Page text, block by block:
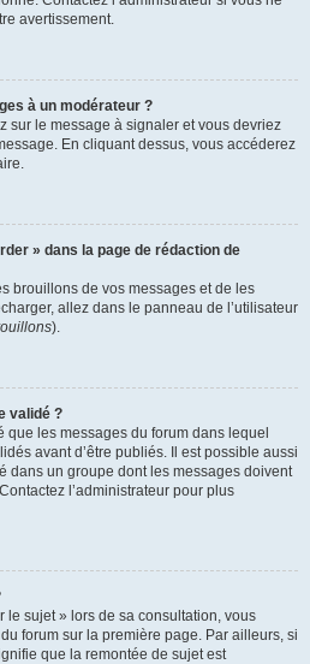
avertissement.
à un modérateur ?
sur le message à signaler et vous devriez
En cliquant dessus, vous accéderez
» dans la page de rédaction de
brouillons de vos messages et de les
allez dans le panneau de l’utilisateur
).
validé ?
que les messages du forum dans lequel
avant d’être publiés. Il est possible aussi
dans un groupe dont les messages doivent
l’administrateur pour plus
le sujet » lors de sa consultation, vous
forum sur la première page. Par ailleurs, si
que la remontée de sujet est